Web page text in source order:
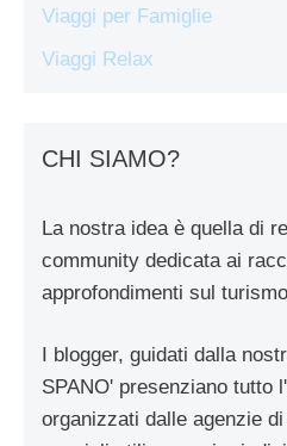
Viaggi per Famiglie
Viaggi Relax
CHI SIAMO?
La nostra idea è quella di
community dedicata ai
approfondimenti sul
I blogger, guidati dalla
SPANO' presenziano tutto
organizzati dalle agenzie